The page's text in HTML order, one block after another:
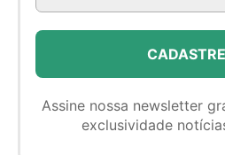
Assine nossa newsletter
exclusividade